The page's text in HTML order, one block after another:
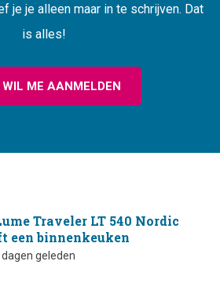
je je alleen maar in te schrijven. Dat
is alles!
ME AANMELDEN
Traveler LT 540 Nordic
een binnenkeuken
geleden